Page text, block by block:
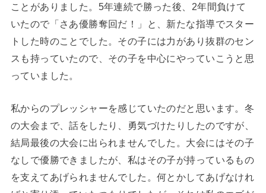
ことがありました。5年連続で勝った後、2年間負けて
いたので「さあ優勝奪回だ！」と、新たな指導でスター
トした時のことでした。その子には力があり抜群のセン
スも持っていたので、その子を中心にやっていこうと思
っていました。
私からのプレッシャーを感じていたのだと思います。冬
の大会まで、話をしたり、勇気づけたりしたのですが、
結局最後の大会に出られませんでした。大会にはその子
なしで優勝できましたが、私はその子が持っているもの
を支えてあげられませんでした。何とかしてあげなけれ